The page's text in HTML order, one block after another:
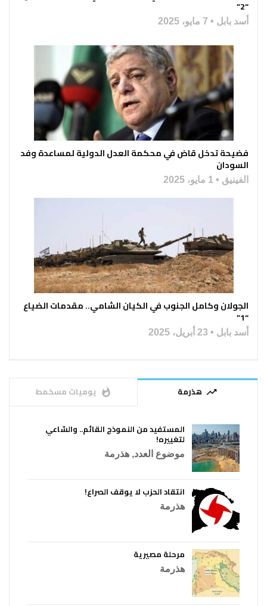
“2”
أسد بابل 7 مايو، 2025
فضيحة تدخل قاض في محكمة العدل الدولية لمساعدة وفد
السودان
الفينيق 1 مايو، 2025
الجولان وكامل الجنوب في الكيان الشامي.. مقدمات الضياع
“1”
أسد بابل 23 أبريل، 2025
trending_up هذرمة whatshot يوميات مسخمط
المستفيد من النموذج القائم.. والسّاعي
لتغييره!
موضوع العدد, هذرمة
انتقاد الحزب لا يوقف الصراع!
هذرمة
مرحلة مصيرية
هذرمة